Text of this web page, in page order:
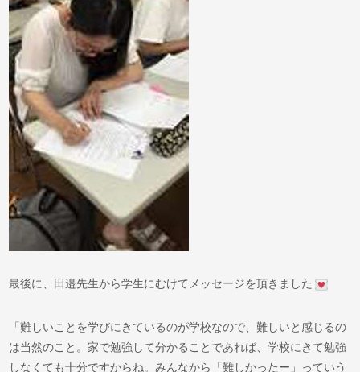
最後に、田邉先生から学生にむけてメッセージを頂きました
「難しいことを学びにきているのが学校なので、難しいと感じるの
は当然のこと。家で勉強して分かることであれば、学校にきて勉強
しなくても十分ですからね。みんなから「難しかったー」っていう